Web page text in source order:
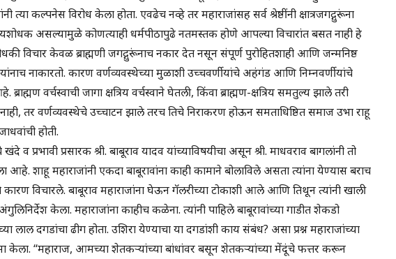
त्या कल्पनेस विरोध केला होता. एवढेच नव्हे तर महाराजांसह सर्व श्रेष्ठींनी क्षात्रजगद्गुरूंना
असल्यामुळे कोणत्याही धर्मपीठापुढे नतमस्तक होणे आपल्या विचारांत बसत नाही हे
विचार केवळ ब्राह्मणी जगद्गुरूंनाच नकार देत नसून संपूर्ण पुरोहितशाही आणि जन्मनिष्ठ
नाकारतो. कारण वर्णव्यवस्थेच्या मुळाशी उच्चवर्णीयांचे अहंगंड आणि निम्नवर्णीयांचे
वर्चस्वाची जागा क्षत्रिय वर्चस्वाने घेतली, किंवा ब्राह्मण-क्षत्रिय समतुल्य झाले तरी
तर वर्णव्यवस्थेचे उच्चाटन झाले तरच तिचे निराकरण होऊन समताधिष्ठित समाज उभा राहू
होती.
व प्रभावी प्रसारक श्री. बाबूराव यादव यांच्याविषयीचा असून श्री. माधवराव बागलांनी तो
शाहू महाराजांनी एकदा बाबूरावांना काही कामाने बोलाविले असता त्यांना येण्यास बराच
कारण विचारले. बाबूराव महाराजांना घेऊन गॅलरीच्या टोकाशी आले आणि तिथून त्यांनी खाली
केला. महाराजांना काहीच कळेना. त्यांनी पाहिले बाबूरावांच्या गाडीत शेकडो
लाल दगडांचा ढीग होता. उशिरा येण्याचा या दगडांशी काय संबंध? असा प्रश्न महाराजांच्या
केला. “महाराज, आमच्या शेतकऱ्यांच्या बांधांवर बसून शेतकऱ्यांच्या मेंदूंचे फत्तर करून